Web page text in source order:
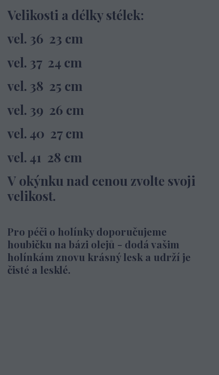
Velikosti a délky stélek:
vel. 36 23 cm
vel. 37 24 cm
vel. 38 25 cm
vel. 39 26 cm
vel. 40 27 cm
vel. 41 28 cm
V okýnku nad cenou zvolte svoji
velikost.
Pro péči o holínky doporučujeme
houbičku na bázi olejů - dodá vašim
holínkám znovu krásný lesk a udrží je
čisté a lesklé.